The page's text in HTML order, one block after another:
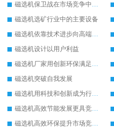
磁选机保卫战在市场竞争中打响
磁选机选矿行业中的主要设备
磁选机依靠技术进步向高端转型
磁选机设计以用户利益
磁选机厂家用创新环保满足市发展
磁选机突破自我发展
磁选机用科技和创新成为行业中的顶梁柱
磁选机高效节能发展更具竞争力
磁选机高效环保提升市场竞争力